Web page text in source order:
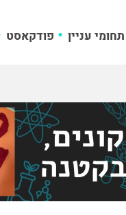
תחומי עניין פודקאסט